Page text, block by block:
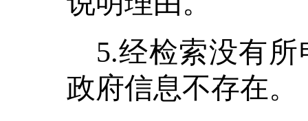
5.经检索没有
政府信息不存在。